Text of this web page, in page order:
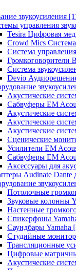
звукоусиления
управления
Tesira Цифровая
Crowd Mics
Система
Громкоговорители
Система
Devio
Акустические
Сабвуферы EM
Акустические
Акустические
Акустические
Сценические
Усилители EM
Сабвуферы EM
Аксессуары для
Audinate Dante
Потолочные
Звуковые колонны
Настенные
Спикерфоны
Саундбары Yamaha
Студийные
Трансляционные
Цифровые
Акустические